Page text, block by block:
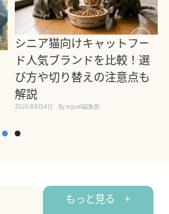
シニア猫向けキャットフー
ド人気ブランドを比較！選
び方や切り替えの注意点も
解説
2026年8月4日 By equall編集部
もっと見る +